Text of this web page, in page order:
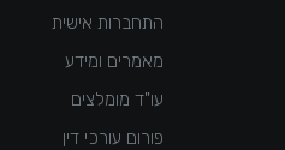
התחברות אישית
מאמרים ומידע
עו"ד מומלצים
פורום עורכי דין